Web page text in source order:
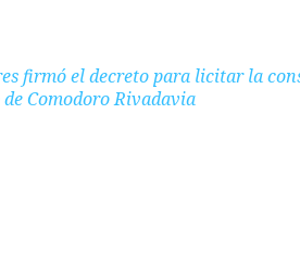
firmó el decreto para licitar la
Comodoro Rivadavia